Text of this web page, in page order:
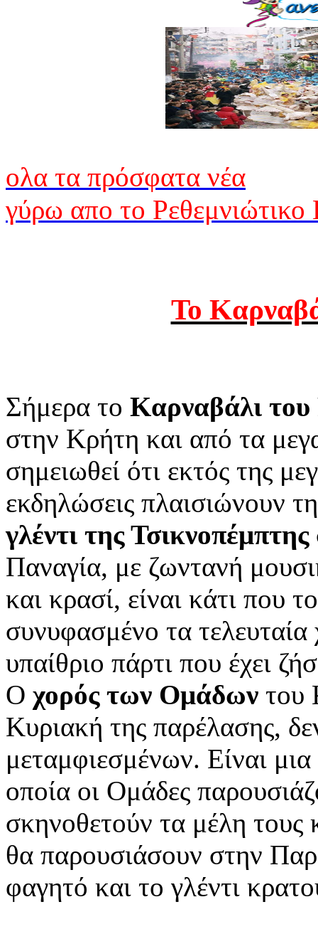
ολα τα πρόσφατα νέα
γύρω απο το Ρεθεμνιώτικο
Το
Σήμερα το Kαρναβάλι
στην Κρήτη και από τα
σημειωθεί ότι εκτός της
εκδηλώσεις πλαισιώνουν
γλέντι της Τσικνοπέμπτης
Παναγία, με ζωντανή
και κρασί, είναι κάτι που
συνυφασμένο τα τελευταία
υπαίθριο πάρτι που έχει
Ο χορός των Ομάδων του
Κυριακή της παρέλασης,
μεταμφιεσμένων. Είναι
οποία οι Ομάδες
σκηνοθετούν τα μέλη τους
θα παρουσιάσουν στην
φαγητό και το γλέντι